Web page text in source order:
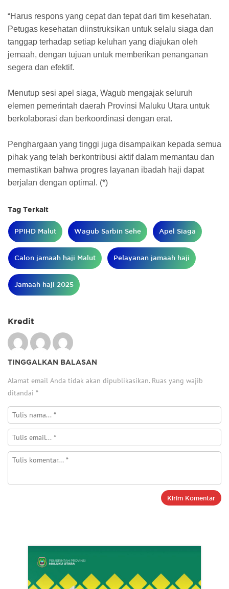
“Harus respons yang cepat dan tepat dari tim kesehatan.
Petugas kesehatan diinstruksikan untuk selalu siaga dan
tanggap terhadap setiap keluhan yang diajukan oleh
jemaah, dengan tujuan untuk memberikan penanganan
segera dan efektif.
Menutup sesi apel siaga, Wagub mengajak seluruh
elemen pemerintah daerah Provinsi Maluku Utara untuk
berkolaborasi dan berkoordinasi dengan erat.
Penghargaan yang tinggi juga disampaikan kepada semua
pihak yang telah berkontribusi aktif dalam memantau dan
memastikan bahwa progres layanan ibadah haji dapat
berjalan dengan optimal. (*)
Tag Terkait
PPIHD Malut Wagub Sarbin Sehe Apel Siaga
Calon jamaah haji Malut Pelayanan jamaah haji
Jamaah haji 2025
Kredit
TINGGALKAN BALASAN
Alamat email Anda tidak akan dipublikasikan. Ruas yang wajib
ditandai *